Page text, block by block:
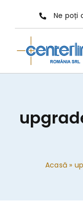
conținut
Ne poți
Acasă »